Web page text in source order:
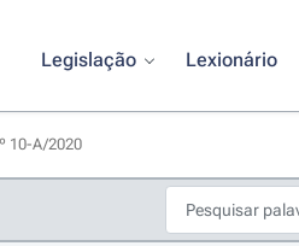
Legislação Lexionário
10-A/2020